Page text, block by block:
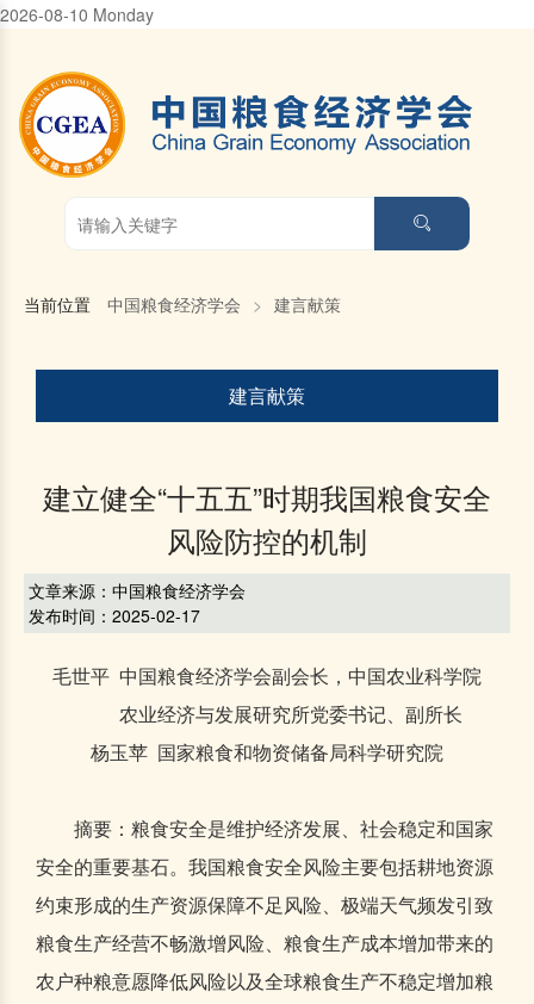
2026-08-10 Monday
当前位置 中国粮食经济学会 > 建言献策
建言献策
建立健全“十五五”时期我国粮食安全
风险防控的机制
文章来源：中国粮食经济学会
发布时间：2025-02-17
毛世平 中国粮食经济学会副会长，中国农业科学院
农业经济与发展研究所党委书记、副所长
杨玉苹 国家粮食和物资储备局科学研究院
摘要：粮食安全是维护经济发展、社会稳定和国家
安全的重要基石。我国粮食安全风险主要包括耕地资源
约束形成的生产资源保障不足风险、极端天气频发引致
粮食生产经营不畅激增风险、粮食生产成本增加带来的
农户种粮意愿降低风险以及全球粮食生产不稳定增加粮